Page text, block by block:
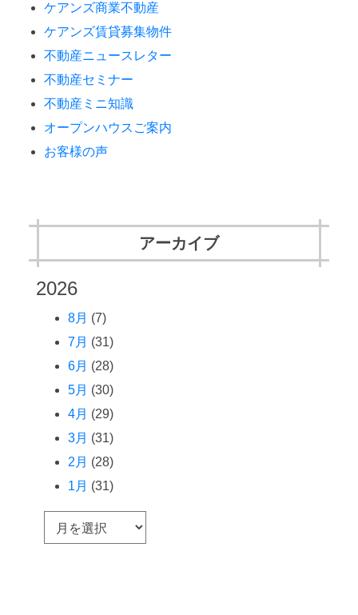
ケアンズ商業不動産
ケアンズ賃貸募集物件
不動産ニュースレター
不動産セミナー
不動産ミニ知識
オープンハウスご案内
お客様の声
アーカイブ
2026
8月 (7)
7月 (31)
6月 (28)
5月 (30)
4月 (29)
3月 (31)
2月 (28)
1月 (31)
ー